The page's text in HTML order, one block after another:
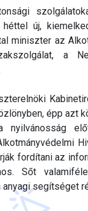
új,
miniszter az
a
épp azt
nyilvánosság
fordítani az
Sőt
segítséget